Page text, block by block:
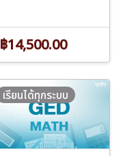
฿14,500.00
เรียนได้ทุกระบบ